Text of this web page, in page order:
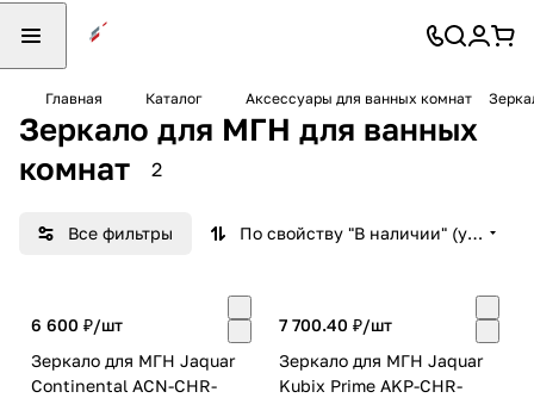
Главная Каталог Аксессуары для ванных комнат
Зеркало для МГН для ванных
комнат
2
Все фильтры По свойству "В наличии" (убывание)
6 600 ₽/шт
Зеркало для МГН Jaquar
Continental ACN-CHR-
7 700.40 ₽/шт
Зеркало для МГН Jaquar
Kubix Prime AKP-CHR-